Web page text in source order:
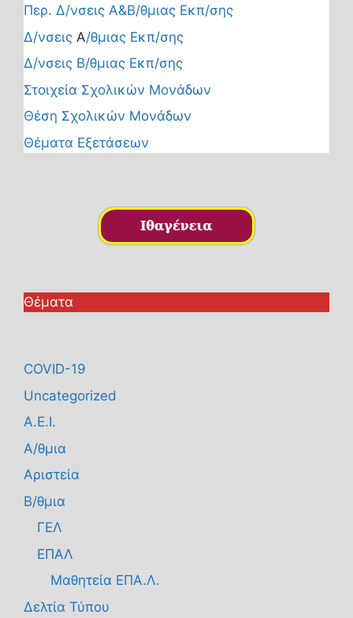
Περ. Δ/νσεις Α&Β/θμιας Εκπ/σης
Δ/νσεις Α/θμιας Εκπ/σης
Δ/νσεις Β/θμιας Εκπ/σης
Στοιχεία Σχολικών Μονάδων
Θέση Σχολικών Μονάδων
Θέματα Εξετάσεων
Θέματα
COVID-19
Uncategorized
Α.Ε.Ι.
Α/θμια
Αριστεία
Β/θμια
ΓΕΛ
ΕΠΑΛ
Μαθητεία ΕΠΑ.Λ.
Δελτία Τύπου